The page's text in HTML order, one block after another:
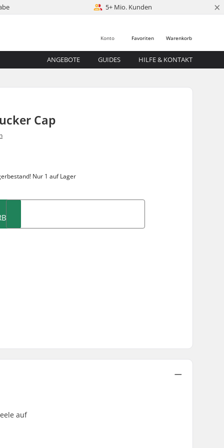
5+ Mio. Kunden ×
Warenkorb
Favoriten
Konto
ANGEBOTE GUIDES HILFE & KONTAKT
Cap
Nur 1 auf Lager
auf